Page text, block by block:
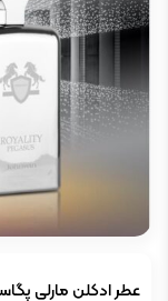
عطر ادکلن مارلی